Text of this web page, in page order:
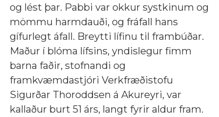
og lést þar. Pabbi var okkur systkinum og
mömmu harmdauði, og fráfall hans
gífurlegt áfall. Breytti lífinu til frambúðar.
Maður í blóma lífsins, yndislegur fimm
barna faðir, stofnandi og
framkvæmdastjóri Verkfræðistofu
Sigurðar Thoroddsen á Akureyri, var
kallaður burt 51 árs, langt fyrir aldur fram.